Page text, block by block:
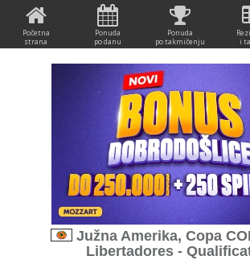
Početna
strana
Ponuda
po danu
Ponuda
po takmičenju
i
Južna Amerika, Copa
Libertadores -